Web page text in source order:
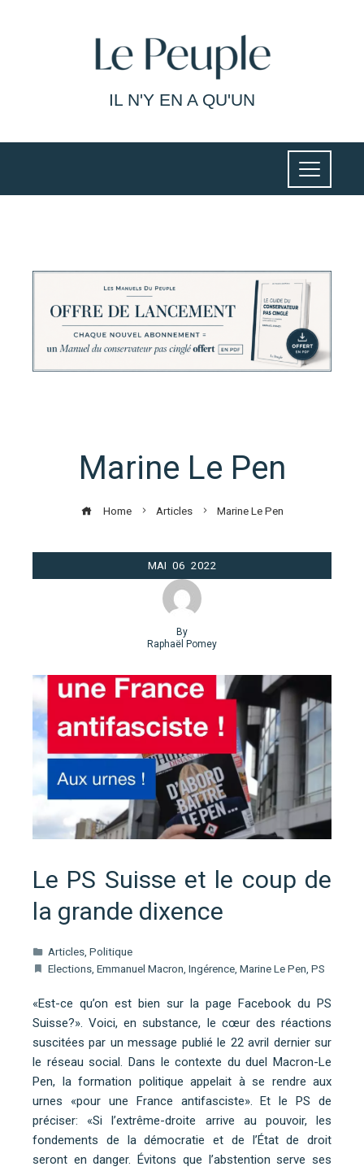
IL N'Y EN A QU'UN
Marine Le Pen
Home Articles Marine Le Pen
MAI 06 2022
By
Raphaël Pomey
Le PS Suisse et le coup de
la grande dixence
Articles, Politique
Elections, Emmanuel Macron, Ingérence, Marine Le Pen, PS
«Est-ce qu’on est bien sur la page Facebook du PS
Suisse?». Voici, en substance, le cœur des réactions
suscitées par un message publié le 22 avril dernier sur
le réseau social. Dans le contexte du duel Macron-Le
Pen, la formation politique appelait à se rendre aux
urnes «pour une France antifasciste». Et le PS de
préciser: «Si l’extrême-droite arrive au pouvoir, les
fondements de la démocratie et de l’État de droit
seront en danger. Évitons que l’abstention serve ses